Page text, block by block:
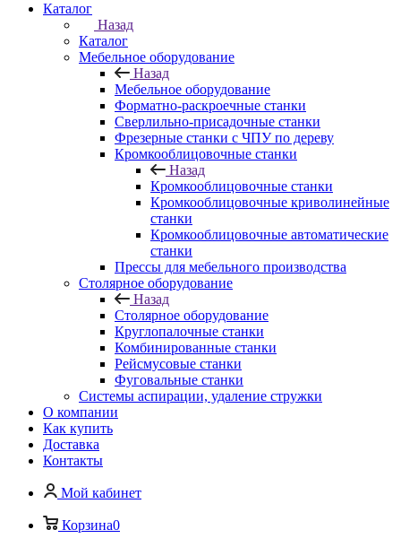
Каталог
Назад
Каталог
Мебельное оборудование
Назад
Мебельное оборудование
Форматно-раскроечные станки
Сверлильно-присадочные станки
Фрезерные станки с ЧПУ по дереву
Кромкооблицовочные станки
Назад
Кромкооблицовочные станки
Кромкооблицовочные криволинейные
станки
Кромкооблицовочные автоматические
станки
Прессы для мебельного производства
Столярное оборудование
Назад
Столярное оборудование
Круглопалочные станки
Комбинированные станки
Рейсмусовые станки
Фуговальные станки
Системы аспирации, удаление стружки
О компании
Как купить
Доставка
Контакты
Мой кабинет
Корзина0